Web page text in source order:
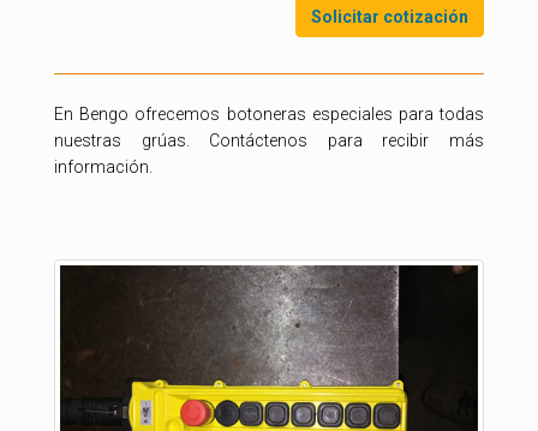
Solicitar cotización
En Bengo ofrecemos botoneras especiales para todas
nuestras grúas. Contáctenos para recibir más
información.